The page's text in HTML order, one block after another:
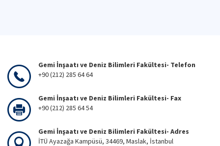
Gemi İnşaatı ve Deniz Bilimleri Fakültesi- Telefon
+90 (212) 285 64 64
Gemi İnşaatı ve Deniz Bilimleri Fakültesi- Fax
+90 (212) 285 64 54
Gemi İnşaatı ve Deniz Bilimleri Fakültesi- Adres
İTÜ Ayazağa Kampüsü, 34469, Maslak, İstanbul